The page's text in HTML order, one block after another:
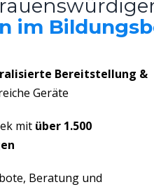
im
Bereitstellung &
Geräte
mit über 1.500
, Beratung und